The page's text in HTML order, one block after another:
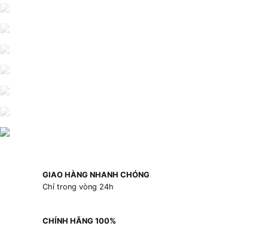
GIAO HÀNG NHANH CHÓNG
Chỉ trong vòng 24h
CHÍNH HÃNG 100%